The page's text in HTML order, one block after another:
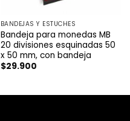
BANDEJAS Y ESTUCHES
Bandeja para monedas MB
20 divisiones esquinadas 50
x 50 mm, con bandeja
$29.900